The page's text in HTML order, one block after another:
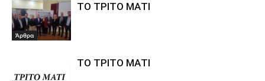
Άρθρα
ΤΟ ΤΡΙΤΟ ΜΑΤΙ
ΤΟ ΤΡΙΤΟ ΜΑΤΙ